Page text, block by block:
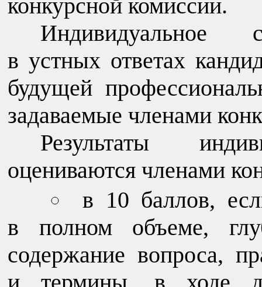
конкурсной комиссии.
Индивидуальное
в устных ответах
будущей
задаваемые членами
Результаты
оцениваются членами
в 10 баллов,
в полном объеме,
содержание вопроса,